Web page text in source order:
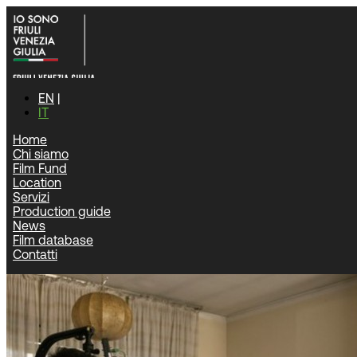
EN
IT
Home
Chi siamo
Film Fund
Location
Servizi
Production guide
News
Film database
Contatti
Home| Film database
Film